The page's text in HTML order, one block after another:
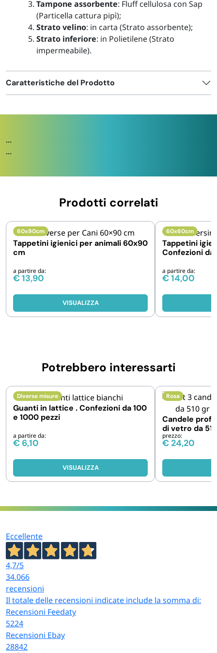
Tampone assorbente: Fluff cellulosa con Sap
(Particella cattura pipì);
Strato velino: in carta (Strato assorbente);
Strato inferiore: in Polietilene (Strato
impermeabile).
Caratteristiche del Prodotto
...
...
Prodotti correlati
60x90cm
Tappetini igienici per animali 60x90
cm
a partire da:
€13,90
VISUALIZZA
60x60cm
Tappetini
Confezioni da
a partire da:
€14,00
Potrebbero interessarti
Diverse misure
Guanti in lattice . Confezioni da 100
e 1000 pezzi
a partire da:
€ 6,10
VISUALIZZA
Rosa
Candele
di vetro da
pezzi
prezzo:
€ 24,20
Eccellente
4,7/5
34.066
recensioni
Il totale delle recensioni indicate include la somma di:
Recensioni Feedaty
5224
Recensioni Ebay
28842